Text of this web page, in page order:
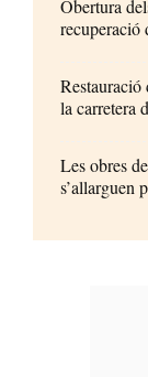
Obertura
recuperació
la carretera
Les obres
s’allarguen